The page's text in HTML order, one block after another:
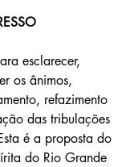
os ânimos,
refazimento
das tribulações
é a proposta do
do Rio Grande